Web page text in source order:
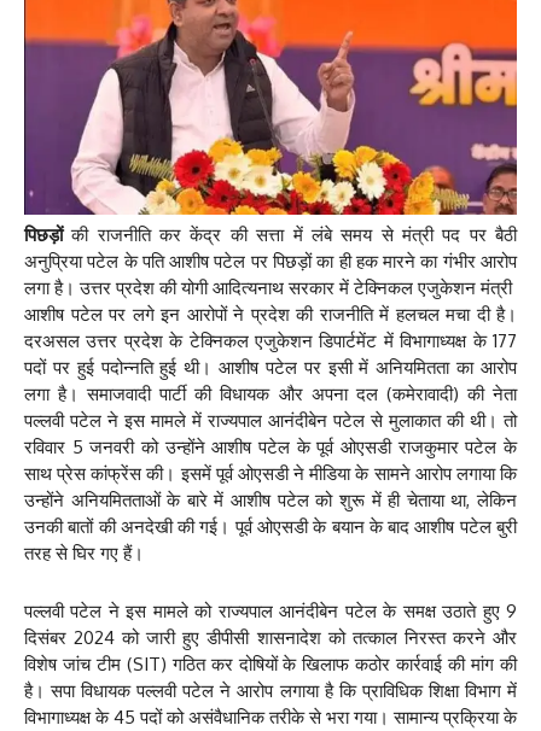
पिछड़ोंकी राजनीति कर केंद्र की सत्ता में लंबे समय से मंत्री पद पर बैठी
अनुप्रिया पटेल के पति आशीष पटेल पर पिछड़ों का ही हक मारने का गंभीर आरोप
लगा है। उत्तर प्रदेश की योगी आदित्यनाथ सरकार में टेक्निकल एजुकेशन मंत्री
आशीष पटेल पर लगे इन आरोपों ने प्रदेश की राजनीति में हलचल मचा दी है।
दरअसल उत्तर प्रदेश के टेक्निकल एजुकेशन डिपार्टमेंट में विभागाध्यक्ष के 177
पदों पर हुई पदोन्नति हुई थी। आशीष पटेल पर इसी में अनियमितता का आरोप
लगा है। समाजवादी पार्टी की विधायक और अपना दल (कमेरावादी) की नेता
पल्लवी पटेल ने इस मामले में राज्यपाल आनंदीबेन पटेल से मुलाकात की थी। तो
रविवार 5 जनवरी को उन्होंने आशीष पटेल के पूर्व ओएसडी राजकुमार पटेल के
साथ प्रेस कांफ्रेंस की। इसमें पूर्व ओएसडी ने मीडिया के सामने आरोप लगाया कि
उन्होंने अनियमितताओं के बारे में आशीष पटेल को शुरू में ही चेताया था, लेकिन
उनकी बातों की अनदेखी की गई। पूर्व ओएसडी के बयान के बाद आशीष पटेल बुरी
तरह से घिर गए हैं।
पल्लवी पटेल ने इस मामले को राज्यपाल आनंदीबेन पटेल के समक्ष उठाते हुए 9
दिसंबर 2024 को जारी हुए डीपीसी शासनादेश को तत्काल निरस्त करने और
विशेष जांच टीम (SIT) गठित कर दोषियों के खिलाफ कठोर कार्रवाई की मांग की
है। सपा विधायक पल्लवी पटेल ने आरोप लगाया है कि प्राविधिक शिक्षा विभाग में
विभागाध्यक्ष के 45 पदों को असंवैधानिक तरीके से भरा गया। सामान्य प्रक्रिया के